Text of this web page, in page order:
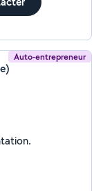
Auto-entrepreneur
ma présentation.